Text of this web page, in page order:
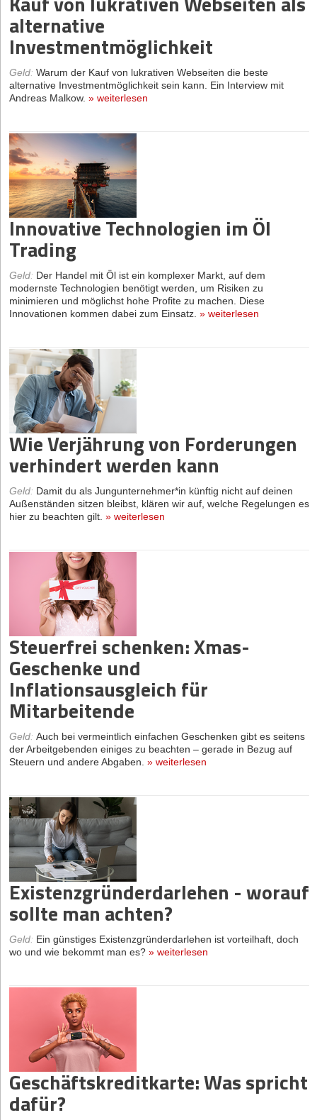
alternative
Investmentmöglichkeit
Geld: Warum der Kauf von lukrativen Webseiten die beste
alternative Investmentmöglichkeit sein kann. Ein Interview mit
Andreas Malkow. » weiterlesen
Innovative Technologien im Öl
Trading
Geld: Der Handel mit Öl ist ein komplexer Markt, auf dem
modernste Technologien benötigt werden, um Risiken zu
minimieren und möglichst hohe Profite zu machen. Diese
Innovationen kommen dabei zum Einsatz. » weiterlesen
Wie Verjährung von Forderungen
verhindert werden kann
Geld: Damit du als Jungunternehmer*in künftig nicht auf deinen
Außenständen sitzen bleibst, klären wir auf, welche Regelungen es
hier zu beachten gilt. » weiterlesen
Steuerfrei schenken: Xmas-
Geschenke und
Inflationsausgleich für
Mitarbeitende
Geld: Auch bei vermeintlich einfachen Geschenken gibt es seitens
der Arbeitgebenden einiges zu beachten – gerade in Bezug auf
Steuern und andere Abgaben. » weiterlesen
Existenzgründerdarlehen - worauf
sollte man achten?
Geld: Ein günstiges Existenzgründerdarlehen ist vorteilhaft, doch
wo und wie bekommt man es? » weiterlesen
Geschäftskreditkarte: Was spricht
dafür?